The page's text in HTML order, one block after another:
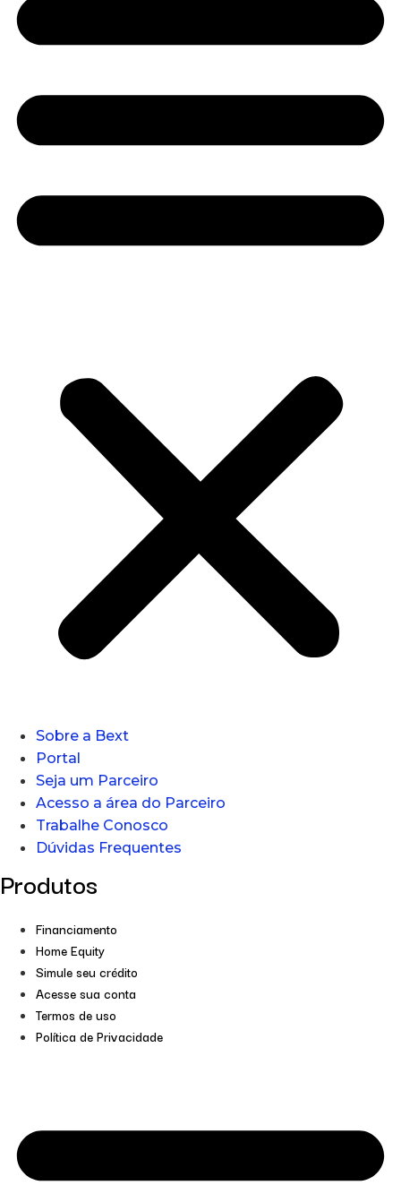
Sobre a Bext
Portal
Seja um Parceiro
Acesso a área do Parceiro
Trabalhe Conosco
Dúvidas Frequentes
Produtos
Financiamento
Home Equity
Simule seu crédito
Acesse sua conta
Termos de uso
Política de Privacidade